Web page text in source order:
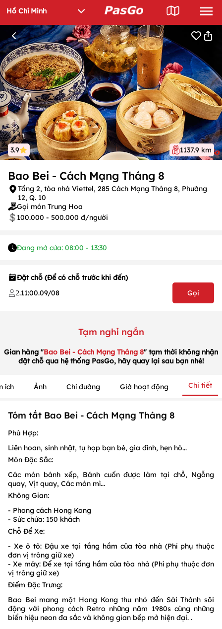
3.9 1137.9 km
Bao Bei - Cách Mạng Tháng 8
Tầng 2, tòa nhà Viettel, 285 Cách Mạng Tháng 8, Phường
12, Q. 10
Gọi món Trung Hoa
100.000 - 500.000 đ/người
Đang mở cửa: 08:00 - 13:30
Đặt chỗ (Để có chỗ trước khi đến)
2.11:00.09/08 Gọi
Tạm nghỉ ngắn
Gian hàng "Bao Bei - Cách Mạng Tháng 8" tạm thời không nhận
đặt chỗ qua hệ thống PasGo, hãy quay lại sau bạn nhé!
ích Ảnh Chỉ đường Giờ hoạt động Chi tiết
Tóm tắt Bao Bei - Cách Mạng Tháng 8
Phù Hợp:
Liên hoan, sinh nhật, tụ họp bạn bè, gia đình, hẹn hò...
Món Đặc Sắc:
Các món bánh xếp, Bánh cuốn được làm tại chỗ, Ngỗng
quay, Vịt quay, Các món mì...
Không Gian:
- Phong cách Hong Kong
- Sức chứa: 150 khách
Chỗ Để Xe:
- Xe ô tô: Đậu xe tại tầng hầm của tòa nhà (Phí phụ thuộc
đơn vị trông giữ xe)
- Xe máy: Để xe tại tầng hầm của tòa nhà (Phí phụ thuộc đơn
vị trông giữ xe)
Điểm Đặc Trưng:
Bao Bei mang một Hong Kong thu nhỏ đến Sài Thành sôi
động với phong cách Retro những năm 1980s cùng những
biển hiệu neon đa sắc và không gian bếp mở hiện đại. .